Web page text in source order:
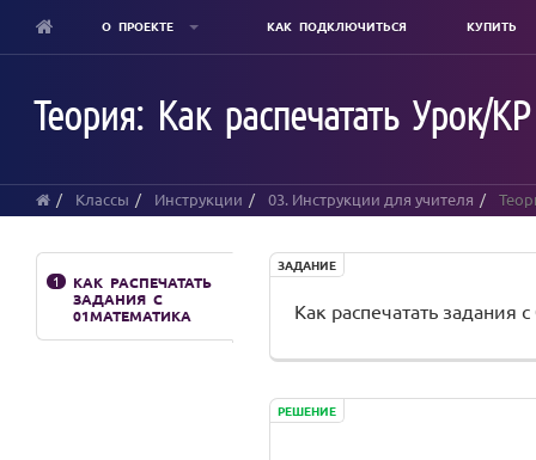
content
О ПРОЕКТЕ КАК ПОДКЛЮЧИТЬСЯ КУПИТЬ
Теория: Как распечатать Урок/КР
Классы Инструкции 03. Инструкции для учителя
1
КАК РАСПЕЧАТАТЬ
ЗАДАНИЯ С
01МАТЕМАТИКА
ЗАДАНИЕ
Как распечатать задания
РЕШЕНИЕ